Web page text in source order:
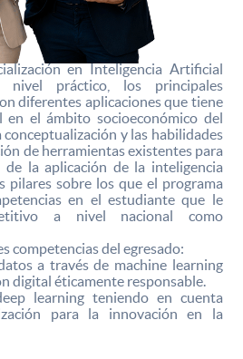
en Inteligencia Artificial
nivel práctico, los principales
diferentes aplicaciones que tiene
en el ámbito socioeconómico del
conceptualización y las habilidades
de herramientas existentes para
de la aplicación de la inteligencia
pilares sobre los que el programa
en el estudiante que le
a nivel nacional como
competencias del egresado:
a través de machine learning
digital éticamente responsable.
learning teniendo en cuenta
para la innovación en la